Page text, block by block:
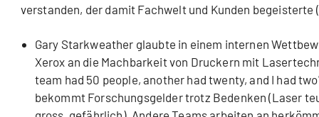
verstanden, der damit Fachwelt und Kunden begeisterte
Gary Starkweather glaubte in einem internen
Xerox an die Machbarkeit von Druckern mit
team had 50 people, another had twenty, and I had
bekommt Forschungsgelder trotz Bedenken (Laser